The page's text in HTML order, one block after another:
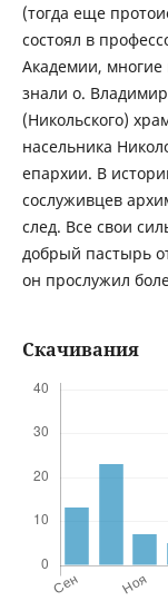
(тогда еще
состоял в
Академии, многие
знали о.
(Никольского)
насельника
епархии. В
сослуживцев
след. Все свои
добрый пастырь
он прослужил
Скачивания